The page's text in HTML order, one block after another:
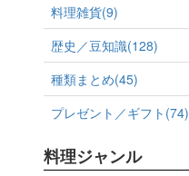
料理雑貨(9)
歴史／豆知識(128)
種類まとめ(45)
プレゼント／ギフト(74)
料理ジャンル